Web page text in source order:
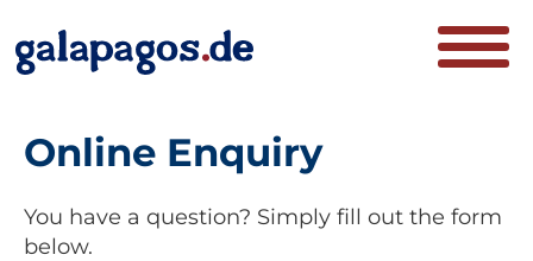
Online Enquiry
You have a question? Simply fill out the form
below.